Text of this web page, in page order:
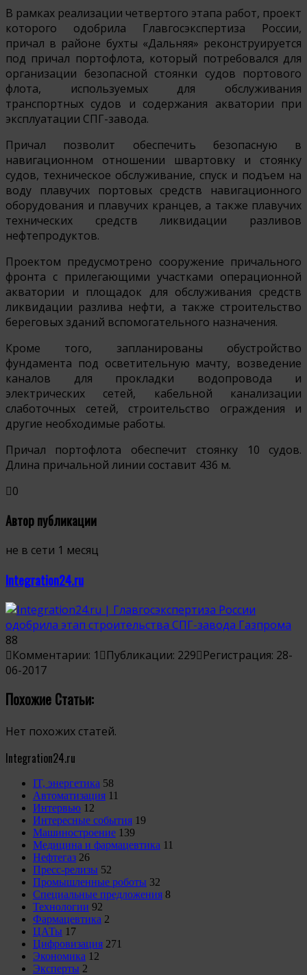
В рамках реализации четвертого этапа работ, проект
которого одобрила Главгосэкспертиза России,
причал в районе бухты «Дальняя» реконструируется
под причал портофлота, который потребовался для
организации безопасной стоянки судов портового
флота, используемых для обслуживания
транспортных судов и содержания акватории при
эксплуатации СПГ-завода.
Причал позволит обеспечить безопасную в
навигационном отношении швартовку и стоянку
судов, техническое обслуживание, спуск и подъем на
воду плавучих портовых средств навигационного
оборудования и плавучих кранцев, а также плавучих
технических средств ликвидации разливов
нефтепродуктов.
Проектом предусмотрено сооружение причального
фронта с прилегающими участками операционной
акватории и площадок для обслуживания средств
ликвидации разлива нефти, а также строительство
береговых зданий вспомогательного назначения.
Кроме того, запланированы обустройство
фундамента под осветительную мачту, возведение
каналов для прокладки водопровода и
электрических сетей, кабельной канализации
слаботочных сетей, строительство ограждения и
другие необходимые работы.
Причал портофлота обеспечит стоянку 10 судов.
Длина причальной линии составит 436 м.
0
Автор публикации
не в сети 1 месяц
Integration24.ru
88
Комментарии: 1
Публикации: 229 Регистрация: 28-
06-2017
Похожие Статьи:
Нет похожих статей.
Integration24.ru
IT, энергетика 58
Автоматизация 11
Интервью 12
Интересные события 19
Машиностроение 139
Медицина и фармацевтика 11
Нефтегаз 26
Пресс-релизы 52
Промышленные роботы 32
Специальные предложения 8
Технологии 92
Фармацевтика 2
ЦАТы 17
Цифровизация 271
Экономика 12
Эксперты 2